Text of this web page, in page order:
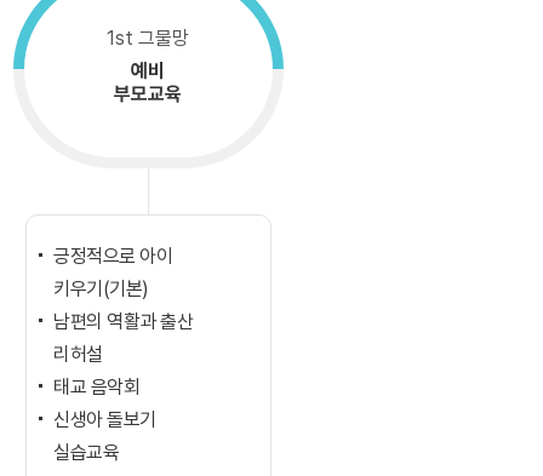
1st 그물망
예비
부모교육
긍정적으로 아이
키우기(기본)
남편의 역활과 출산
리허설
태교 음악회
신생아 돌보기
실습교육